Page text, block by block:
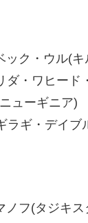
ク・ウル(
・ワヒード
ーギニア)
ギ・デイブ
フ(タジキ